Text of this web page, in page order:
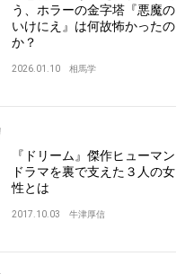
う、ホラーの金字塔『悪魔の
いけにえ』は何故怖かったの
か？
2026.01.10 相馬学
『ドリーム』傑作ヒューマン
ドラマを裏で支えた３人の女
性とは
2017.10.03 牛津厚信